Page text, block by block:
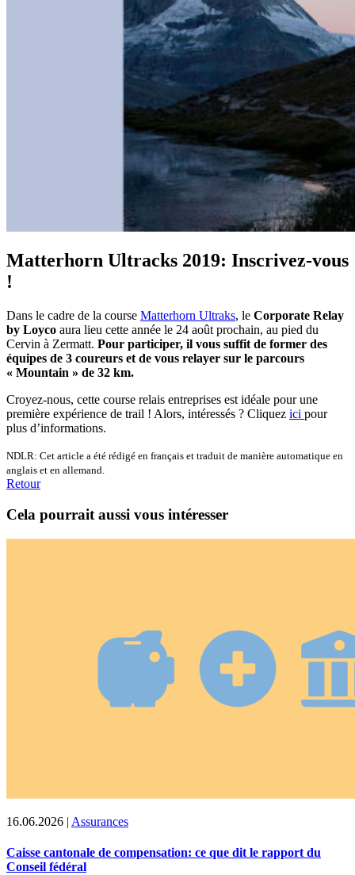
Matterhorn Ultracks 2019: Inscrivez-vous
!
Dans le cadre de la course Matterhorn Ultraks, le Corporate Relay
by Loyco aura lieu cette année le 24 août prochain, au pied du
Cervin à Zermatt. Pour participer, il vous suffit de former des
équipes de 3 coureurs et de vous relayer sur le parcours
« Mountain » de 32 km.
Croyez-nous, cette course relais entreprises est idéale pour une
première expérience de trail ! Alors, intéressés ? Cliquez ici pour
plus d’informations.
NDLR: Cet article a été rédigé en français et traduit de manière automatique en
anglais et en allemand.
Retour
Cela pourrait aussi vous intéresser
16.06.2026 | Assurances
Caisse cantonale de compensation: ce que dit le rapport du
Conseil fédéral